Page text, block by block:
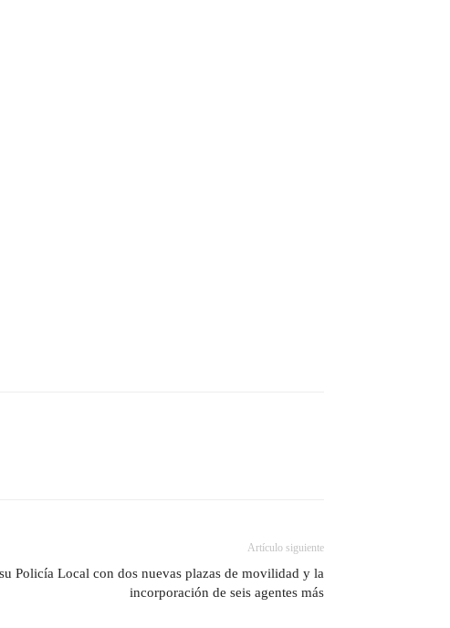
Artículo siguiente
Policía Local con dos nuevas plazas de movilidad y la
incorporación de seis agentes más